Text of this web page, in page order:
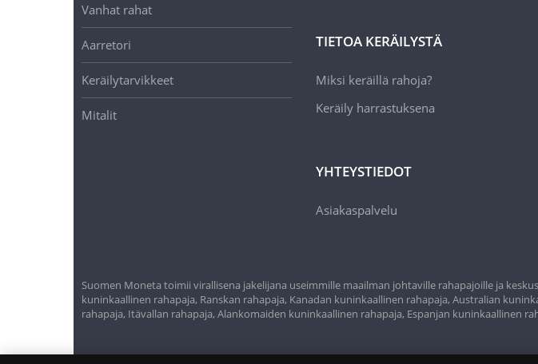
Vanhat rahat
Aarretori
Keräilytarvikkeet
Mitalit
TIETOA KERÄILYSTÄ
Miksi keräillä rahoja?
Keräily harrastuksena
YHTEYSTIEDOT
Asiakaspalvelu
Suomen Moneta toimii virallisena jakelijana useimmille maailman johtaville rahapajoille ja
kuninkaallinen rahapaja, Ranskan rahapaja, Kanadan kuninkaallinen rahapaja, Australian
rahapaja, Itävallan rahapaja, Alankomaiden kuninkaallinen rahapaja, Espanjan kuninkaallinen